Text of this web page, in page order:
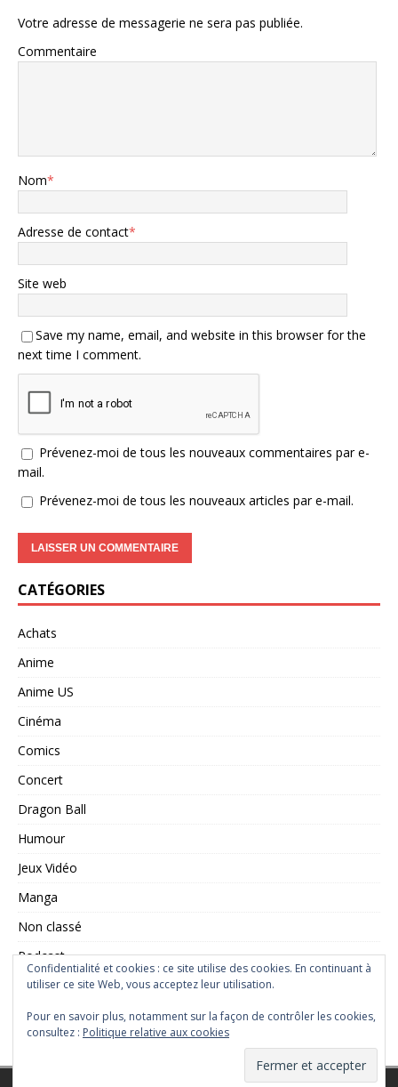
Votre adresse de messagerie ne sera pas publiée.
Commentaire
Nom*
Adresse de contact*
Site web
Save my name, email, and website in this browser for the
next time I comment.
Prévenez-moi de tous les nouveaux commentaires par e-
mail.
Prévenez-moi de tous les nouveaux articles par e-mail.
CATÉGORIES
Achats
Anime
Anime US
Cinéma
Comics
Concert
Dragon Ball
Humour
Jeux Vidéo
Manga
Non classé
Podcast
Saint Seiya
Série TV
Confidentialité et cookies : ce site utilise des cookies. En continuant à
utiliser ce site Web, vous acceptez leur utilisation.
Pour en savoir plus, notamment sur la façon de contrôler les cookies,
consultez : Politique relative aux cookies